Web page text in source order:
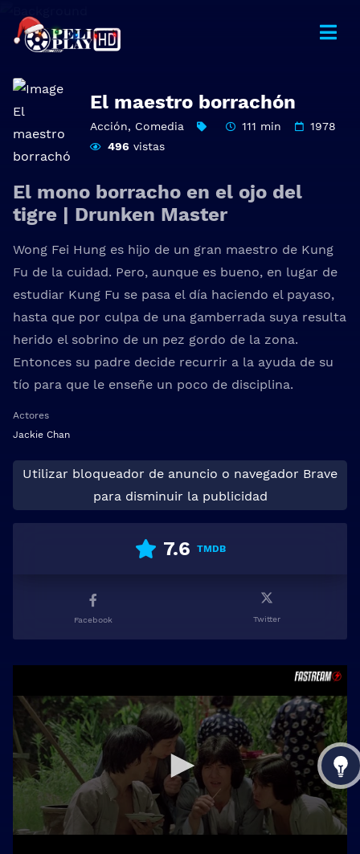
El maestro borrachón
Acción, Comedia 111 min
1978
496 vistas
El mono borracho en el ojo del
tigre | Drunken Master
Wong Fei Hung es hijo de un gran maestro de Kung
Fu de la cuidad. Pero, aunque es bueno, en lugar de
estudiar Kung Fu se pasa el día haciendo el payaso,
hasta que por culpa de una gamberrada suya resulta
herido el sobrino de un pez gordo de la zona.
Entonces su padre decide recurrir a la ayuda de su
tío para que le enseñe un poco de disciplina.
Actores
Jackie Chan
Utilizar bloqueador de anuncio o navegador Brave
para disminuir la publicidad
7.6 TMDB
Facebook Twitter